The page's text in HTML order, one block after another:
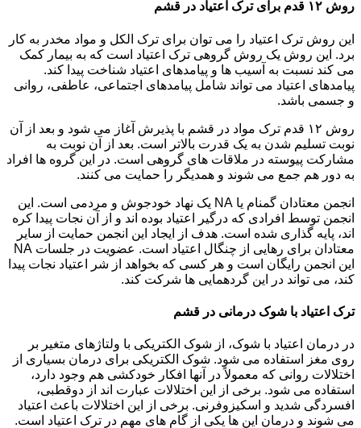
روش ۱۲ قدم برای ترک اعتیاد در قشم
این روش ترک اعتیاد را می توان برای ترک الکل و مواد مخدر به کار
برد. این روش یک روش گروهی ترک اعتیاد است که به بیمار کمک
می کند نسبت به آسیب ها و پیامدهای اعتیاد شناخت پیدا کند.
پیامدهای اعتیاد می تواند شامل پیامدهای اجتماعی، عاطفی، روانی
و جسمی باشد.
روش ۱۲ قدم ترک مواد در قشم با پذیرش آغاز می شود و بعد از آن
نوبت تسلیم شدن به یک قدرت بالاتر است. بعد از آن نوبت به
مشارکت پیوسته در ملاقات های گروهی است. در این گروه ها افراد
به دور هم جمع می شوند و همدیگر را حمایت می کنند.
انجمن معتادان گمنام یا NA یک نهاد خودجوش و مردمی است. این
انجمن توسط افرادی که درگیر اعتیاد بوده اند و از آن نجات پیدا کره
اند، پایه گذاری شده است. هدف از ایجاد این انجمن حمایت از سایر
معتادان برای رهایی از چنگال اعتیاد است. عضویت در جلسات NA
این انجمن رایگان است و هر کسی که بخواهد از شر اعتیاد نجات پیدا
کند، می تواند در این گردهمایی ها شرکت کند.
ترک اعتیاد با شوک درمانی در قشم
در درمان اعتیاد با شوک، از شوک الکتریکی با ولتاژهای متغیر بر
روی مغز استفاده می شود. شوک الکتریکی برای درمان بسیاری از
اختلالات روانی که معمولاً در آنها افکار خودکشی هم وجود دارد،
استفاده می شود. برخی از این اختلالات عبارت اند از دوقطبی،
افسردگی شدید و اسکیزوفرنی. برخی از این اختلالات باعث اعتیاد
می شوند و درمان این ها یکی از گام های مهم در ترک اعتیاد است.